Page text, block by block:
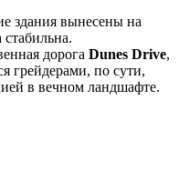
здания вынесены на
дорога Dunes Drive,
грейдерами, по сути,
в вечном ландшафте.